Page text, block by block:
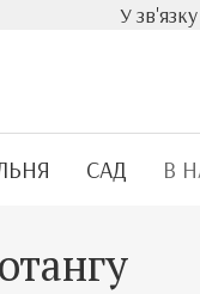
У зв'язку з
САД В